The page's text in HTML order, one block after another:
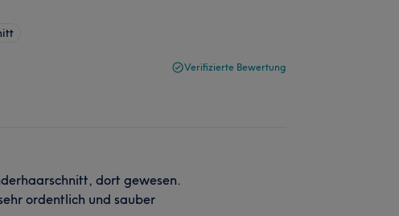
Verifizierte Bewertung
dort gewesen.
ordentlich und sauber